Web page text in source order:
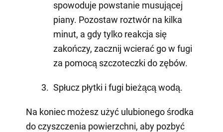
spowoduje powstanie musującej
piany. Pozostaw roztwór na kilka
minut, a gdy tylko reakcja się
zakończy, zacznij wcierać go w fugi
za pomocą szczoteczki do zębów.
Spłucz płytki i fugi bieżącą wodą.
Na koniec możesz użyć ulubionego środka
do czyszczenia powierzchni, aby pozbyć